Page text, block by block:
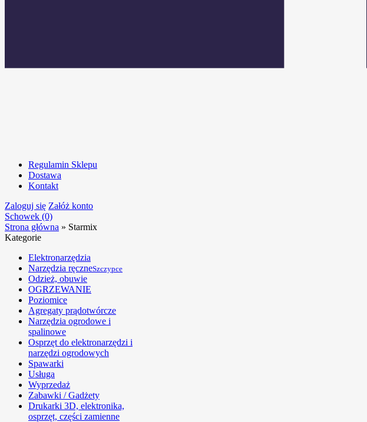
Regulamin Sklepu
Dostawa
Kontakt
Zaloguj się Załóż konto
Schowek (0)
Strona główna » Starmix
Kategorie
Elektronarzędzia
Narzędzia ręczneSzczypce
Odzież, obuwie
OGRZEWANIE
Poziomice
Agregaty prądotwórcze
Narzędzia ogrodowe i
spalinowe
Osprzęt do elektronarzędzi i
narzędzi ogrodowych
Spawarki
Usługa
Wyprzedaż
Zabawki / Gadżety
Drukarki 3D, elektronika,
osprzęt, części zamienne